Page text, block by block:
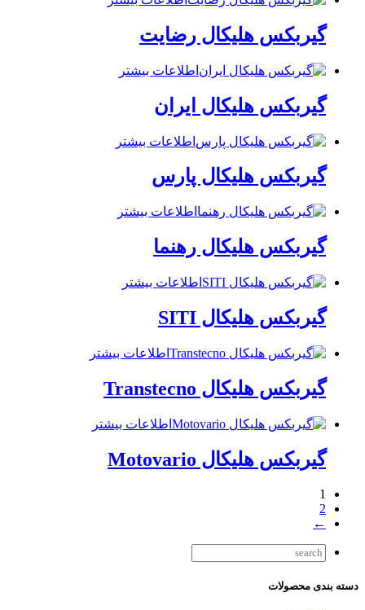
گیربکس هلیکال رضایت
اطلاعات بیشتر
گیربکس هلیکال ایران
اطلاعات بیشتر
گیربکس هلیکال پارس
اطلاعات بیشتر
گیربکس هلیکال رهنما
اطلاعات بیشتر
گیربکس هلیکال SITI
اطلاعات بیشتر
گیربکس هلیکال Transtecno
اطلاعات بیشتر
گیربکس هلیکال Motovario
1
2
←
دسته بندی محصولات